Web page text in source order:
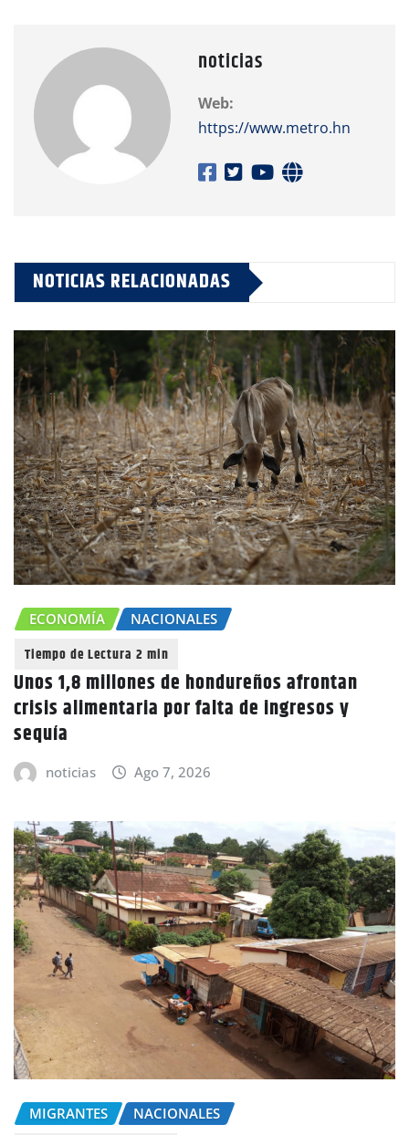
noticias
Web:
https://www.metro.hn
NOTICIAS RELACIONADAS
ECONOMÍA NACIONALES
Unos 1,8 millones de hondureños afrontan
crisis alimentaria por falta de ingresos y
sequía
noticias Ago 7, 2026
MIGRANTES NACIONALES